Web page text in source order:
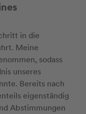
in die
Meine
sodass
unseres
Bereits nach
eigenständig
Abstimmungen